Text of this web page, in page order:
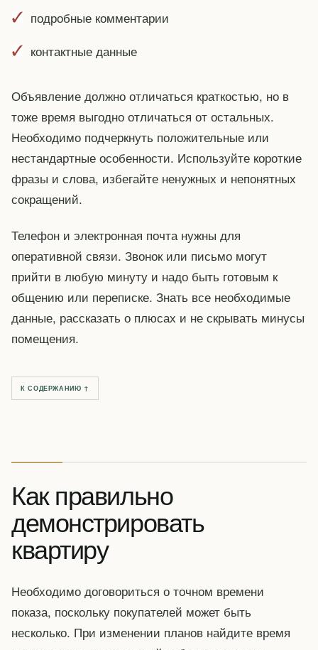
подробные комментарии
контактные данные
Объявление должно отличаться краткостью, но в
тоже время выгодно отличаться от остальных.
Необходимо подчеркнуть положительные или
нестандартные особенности. Используйте короткие
фразы и слова, избегайте ненужных и непонятных
сокращений.
Телефон и электронная почта нужны для
оперативной связи. Звонок или письмо могут
прийти в любую минуту и надо быть готовым к
общению или переписке. Знать все необходимые
данные, рассказать о плюсах и не скрывать минусы
помещения.
К СОДЕРЖАНИЮ ↑
Как правильно
демонстрировать
квартиру
Необходимо договориться о точном времени
показа, поскольку покупателей может быть
несколько. При изменении планов найдите время